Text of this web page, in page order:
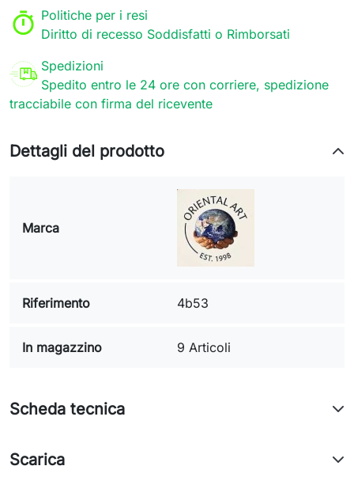
Politiche per i resi
Diritto di recesso Soddisfatti o Rimborsati
Spedizioni
Spedito entro le 24 ore con corriere, spedizione
tracciabile con firma del ricevente
Dettagli del prodotto
Marca
Riferimento 4b53
In magazzino 9 Articoli
Scheda tecnica
Scarica